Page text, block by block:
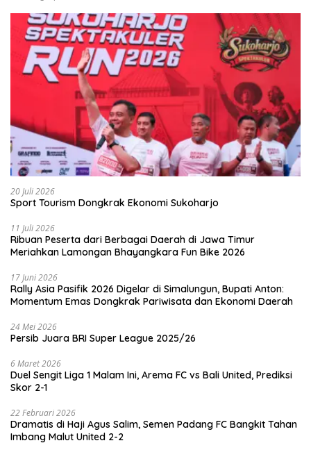
20 Juli 2026
Sport Tourism Dongkrak Ekonomi Sukoharjo
11 Juli 2026
Ribuan Peserta dari Berbagai Daerah di Jawa Timur
Meriahkan Lamongan Bhayangkara Fun Bike 2026
17 Juni 2026
Rally Asia Pasifik 2026 Digelar di Simalungun, Bupati Anton:
Momentum Emas Dongkrak Pariwisata dan Ekonomi Daerah
24 Mei 2026
Persib Juara BRI Super League 2025/26
6 Maret 2026
Duel Sengit Liga 1 Malam Ini, Arema FC vs Bali United, Prediksi
Skor 2-1
22 Februari 2026
Dramatis di Haji Agus Salim, Semen Padang FC Bangkit Tahan
Imbang Malut United 2-2